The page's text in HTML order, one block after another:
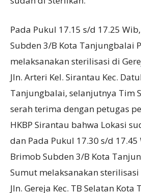
Pada Pukul 17.15 s/d 17.25
Subden 3/B Kota Tanjungbalai
melaksanakan sterilisasi di
Jln. Arteri Kel. Sirantau Kec.
Tanjungbalai, selanjutnya Tim
serah terima dengan petugas
HKBP Sirantau bahwa Lokasi
dan Pada Pukul 17.30 s/d 17.45
Brimob Subden 3/B Kota
Sumut melaksanakan
Jln. Gereja Kec. TB Selatan